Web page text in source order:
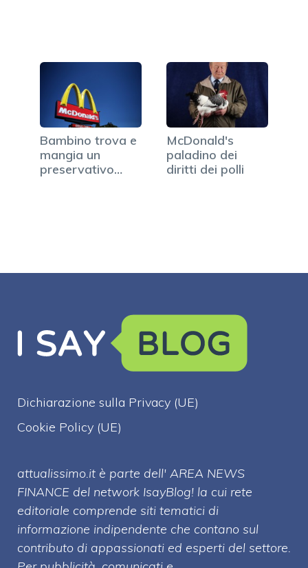
Bambino trova e
mangia un
preservativo
McDonald's
paladino dei
diritti dei polli
Dichiarazione sulla Privacy (UE)
Cookie Policy (UE)
attualissimo.it è parte dell' AREA NEWS
FINANCE del network IsayBlog! la cui rete
editoriale comprende siti tematici di
informazione indipendente che contano sul
contributo di appassionati ed esperti del settore.